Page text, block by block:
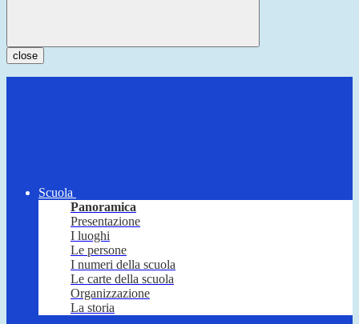
close
Scuola
Panoramica
Presentazione
I luoghi
Le persone
I numeri della scuola
Le carte della scuola
Organizzazione
La storia